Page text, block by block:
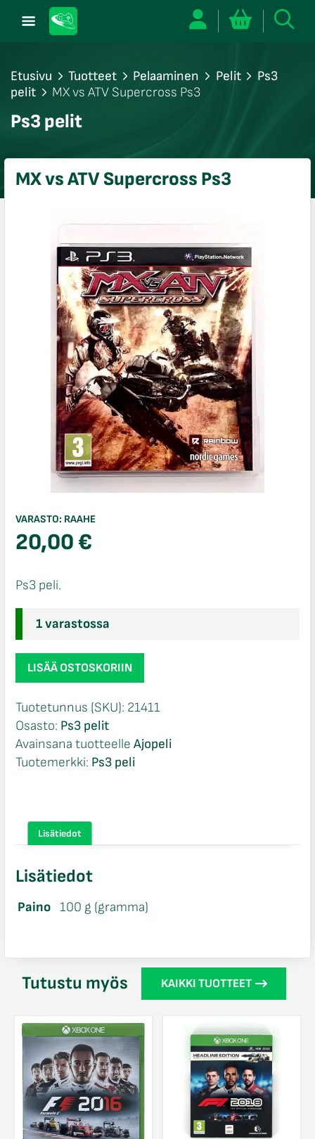
Etusivu Tuotteet Pelaaminen Pelit
Ps3
pelit
MX vs ATV Supercross Ps3
Ps3 pelit
MX vs ATV Supercross Ps3
VARASTO: RAAHE
20,00€
Ps3 peli.
1 varastossa
MX
vs
Supercross
Ps3
määrä
LISÄÄ OSTOSKORIIN
Tuotetunnus (SKU): 21411
Osasto: Ps3 pelit
Avainsana tuotteelle Ajopeli
Tuotemerkki: Ps3 peli
Lisätiedot
Lisätiedot
Paino 100 g (gramma)
Tutustu myös KAIKKI TUOTTEET
sulje
sulje